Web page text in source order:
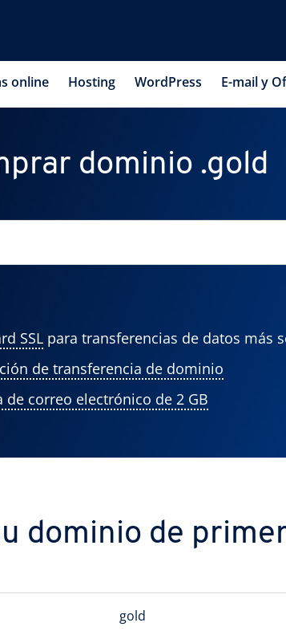
online Hosting WordPress E-mail y
dominio .gold
SSL para transferencias de datos más
de transferencia de dominio
de correo electrónico de 2 GB
dominio de
gold